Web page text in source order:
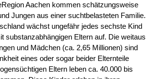
Aachen kommen schätzungsweise
Jungen aus einer suchtbelasteten Familie.
wächst ungefähr jedes sechste Kind
substanzabhängigen Eltern auf. Die weitaus
und Mädchen (ca. 2,65 Millionen) sind
eines oder sogar beider Elternteile
Eltern leben ca. 40.000 bis